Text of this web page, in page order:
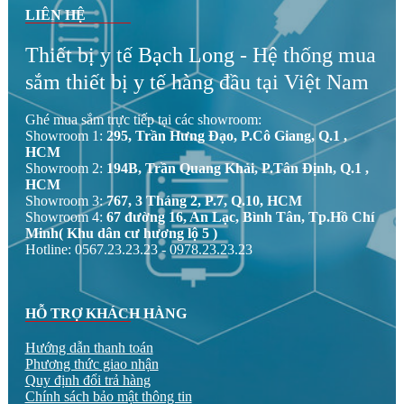
LIÊN HỆ
Thiết bị y tế Bạch Long - Hệ thống mua
sắm thiết bị y tế hàng đầu tại Việt Nam
Ghé mua sắm trực tiếp tại các showroom:
Showroom 1: 295, Trần Hưng Đạo, P.Cô Giang, Q.1 ,
HCM
Showroom 2: 194B, Trần Quang Khải, P.Tân Định, Q.1 ,
HCM
Showroom 3:767, 3 Tháng 2, P.7, Q.10, HCM
Showroom 4: 67 đường 16, An Lạc, Bình Tân, Tp.Hồ Chí
Minh( Khu dân cư hương lộ 5 )
Hotline: 0567.23.23.23 - 0978.23.23.23
HỖ TRỢ KHÁCH HÀNG
Hướng dẫn thanh toán
Phương thức giao nhận
Quy định đổi trả hàng
Chính sách bảo mật thông tin